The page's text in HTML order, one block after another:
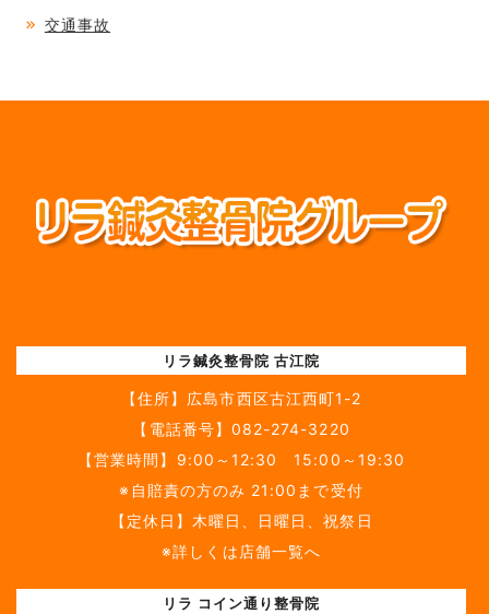
交通事故
リラ鍼灸整骨院 古江院
【住所】 広島市西区古江西町1-2
【電話番号】 082-274-3220
【営業時間】9:00～12:30 15:00～19:30
※自賠責の方のみ 21:00まで受付
【定休日】木曜日、日曜日、祝祭日
※詳しくは店舗一覧へ
リラ コイン通り整骨院